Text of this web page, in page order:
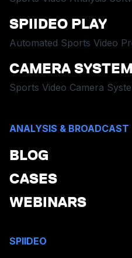
SPIIDEO PLAY
Automated Sports Video
CAMERA
Sports Video Camera
ANALYSIS & BROADCAST
BLOG
CASES
WEBINARS
SPIIDEO